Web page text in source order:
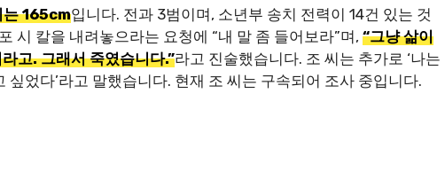
는 165cm입니다. 전과 3범이며, 소년부 송치 전력이 14건 있는 것
시 칼을 내려놓으라는 요청에 “내 말 좀 들어보라”며, “그냥 삶이
고. 그래서 죽였습니다.”라고 진술했습니다. 조 씨는 추가로 ‘나는
었다’라고 말했습니다. 현재 조 씨는 구속되어 조사 중입니다.